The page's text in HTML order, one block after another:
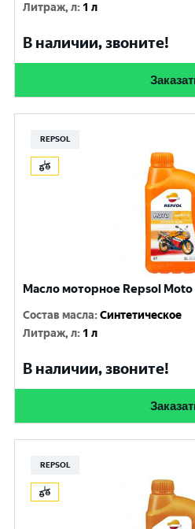
Литраж, л: 1 л
В наличии, звоните!
REPSOL
Масло моторное Repsol Moto
Состав масла:Синтетическое
Литраж, л: 1 л
В наличии, звоните!
REPSOL